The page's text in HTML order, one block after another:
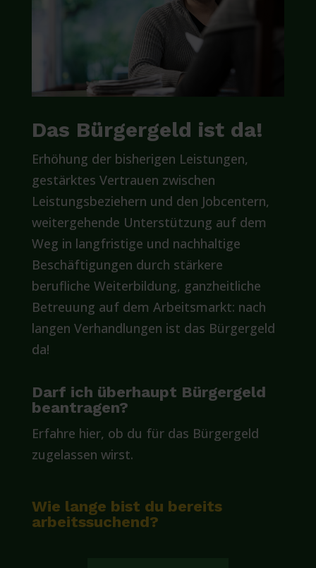
Das Bürgergeld ist da!
Erhöhung der bisherigen Leistungen,
gestärktes Vertrauen zwischen
Leistungsbeziehern und den Jobcentern,
weitergehende Unterstützung auf dem
Weg in langfristige und nachhaltige
Beschäftigungen durch stärkere
berufliche Weiterbildung, ganzheitliche
Betreuung auf dem Arbeitsmarkt: nach
langen Verhandlungen ist das Bürgergeld
da!
Darf ich überhaupt Bürgergeld
beantragen?
Erfahre hier, ob du für das Bürgergeld
zugelassen wirst.
Wie lange bist du bereits
arbeitssuchend?